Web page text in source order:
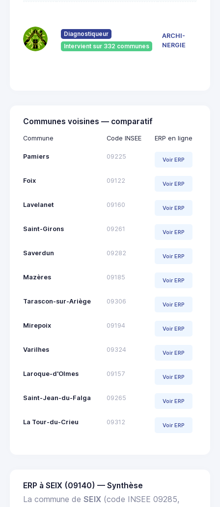
Diagnostiqueur
Intervient sur 332 communes
ARCHI-
NERGIE
Communes voisines — comparatif
Commune Code INSEE ERP en ligne
Pamiers 09225 Voir ERP
Foix 09122 Voir ERP
Lavelanet 09160 Voir ERP
Saint-Girons 09261 Voir ERP
Saverdun 09282 Voir ERP
Mazères 09185 Voir ERP
Tarascon-sur-Ariège 09306 Voir ERP
Mirepoix 09194 Voir ERP
Varilhes 09324 Voir ERP
Laroque-d'Olmes 09157 Voir ERP
Saint-Jean-du-Falga 09265 Voir ERP
La Tour-du-Crieu 09312 Voir ERP
ERP à SEIX (09140) — Synthèse
La commune de SEIX (code INSEE 09285,